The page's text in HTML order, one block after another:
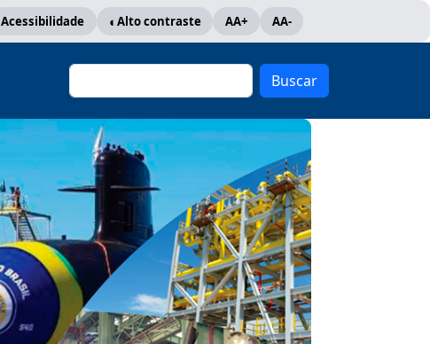
Acessibilidade Alto contraste AA+ AA-